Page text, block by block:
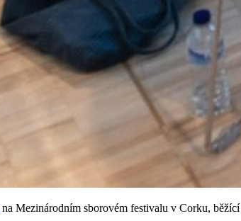
na Mezinárodním sborovém festivalu v Corku, běžící